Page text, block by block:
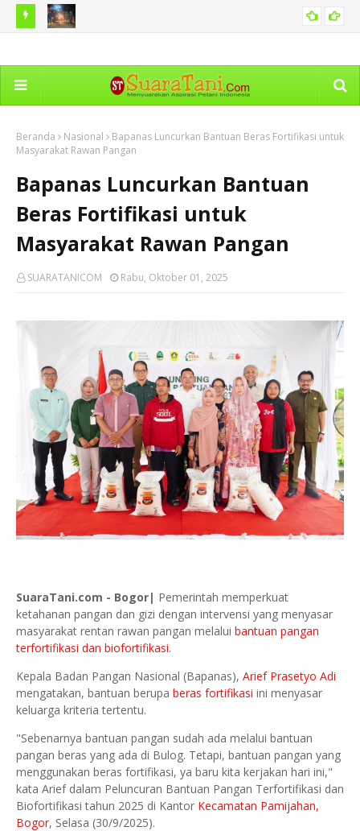
Air Termasuk di Sumut
Beranda Nasional
Bapanas Luncurkan Bantuan Beras Fortifikasi untuk
Masyarakat Rawan Pangan
Bapanas Luncurkan Bantuan
Beras Fortifikasi untuk
Masyarakat Rawan Pangan
SUARATANICOM Rabu, Oktober 01, 2025
SuaraTani.com - Bogor| Pemerintah memperkuat
ketahanan pangan dan gizi dengan intervensi yang menyasar
masyarakat rentan rawan pangan melalui bantuan pangan
terfortifikasi dan biofortifikasi.
Kepala Badan Pangan Nasional (Bapanas), Arief Prasetyo Adi
mengatakan, bantuan berupa beras fortifikasi ini menyasar
keluarga kriteria tertentu.
"Sebenarnya bantuan pangan sudah ada melalui bantuan
pangan beras yang ada di Bulog. Tetapi, bantuan pangan yang
menggunakan beras fortifikasi, ya baru kita kerjakan hari ini,"
kata Arief dalam Peluncuran Bantuan Pangan Terfortifikasi dan
Biofortifikasi tahun 2025 di Kantor Kecamatan Pamijahan,
Bogor, Selasa (30/9/2025).